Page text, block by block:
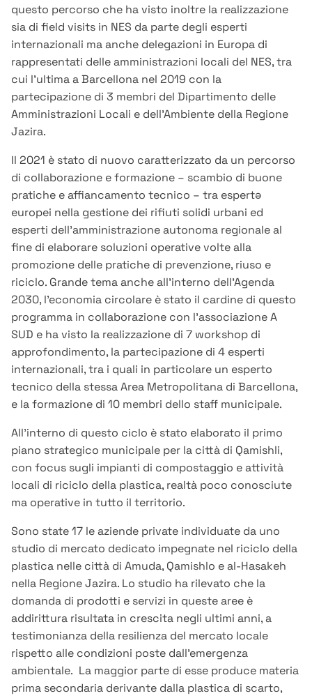
questo percorso che ha visto inoltre la realizzazione
sia di field visits in NES da parte degli esperti
internazionali ma anche delegazioni in Europa di
rappresentati delle amministrazioni locali del NES, tra
cui l’ultima a Barcellona nel 2019 con la
partecipazione di 3 membri del Dipartimento delle
Amministrazioni Locali e dell’Ambiente della Regione
Jazira.
Il 2021 è stato di nuovo caratterizzato da un percorso
di collaborazione e formazione – scambio di buone
pratiche e affiancamento tecnico – tra espertə
europei nella gestione dei rifiuti solidi urbani ed
esperti dell’amministrazione autonoma regionale al
fine di elaborare soluzioni operative volte alla
promozione delle pratiche di prevenzione, riuso e
riciclo. Grande tema anche all’interno dell’Agenda
2030, l’economia circolare è stato il cardine di questo
programma in collaborazione con l’associazione A
SUD e ha visto la realizzazione di 7 workshop di
approfondimento, la partecipazione di 4 esperti
internazionali, tra i quali in particolare un esperto
tecnico della stessa Area Metropolitana di Barcellona,
e la formazione di 10 membri dello staff municipale.
All’interno di questo ciclo è stato elaborato il primo
piano strategico municipale per la città di Qamishli,
con focus sugli impianti di compostaggio e attività
locali di riciclo della plastica, realtà poco conosciute
ma operative in tutto il territorio.
Sono state 17 le aziende private individuate da uno
studio di mercato dedicato impegnate nel riciclo della
plastica nelle città di Amuda, Qamishlo e al-Hasakeh
nella Regione Jazira. Lo studio ha rilevato che la
domanda di prodotti e servizi in queste aree è
addirittura risultata in crescita negli ultimi anni, a
testimonianza della resilienza del mercato locale
rispetto alle condizioni poste dall’emergenza
ambientale. La maggior parte di esse produce materia
prima secondaria derivante dalla plastica di scarto,